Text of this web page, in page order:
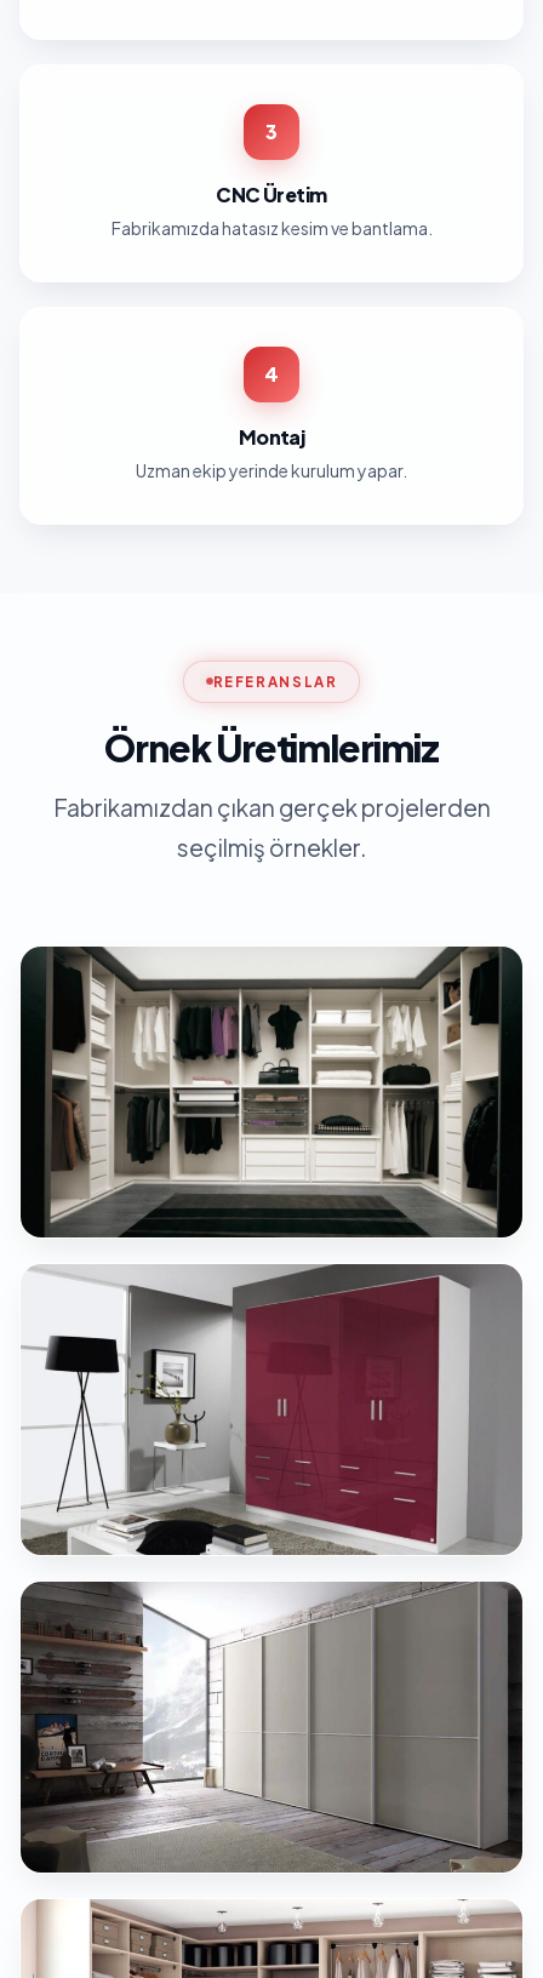
3
CNC Üretim
Fabrikamızda hatasız kesim ve bantlama.
4
Montaj
Uzman ekip yerinde kurulum yapar.
REFERANSLAR
Örnek Üretimlerimiz
Fabrikamızdan çıkan gerçek projelerden
seçilmiş örnekler.